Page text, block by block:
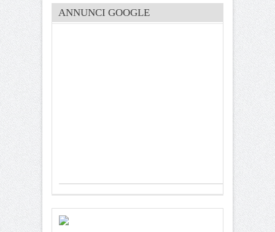
ANNUNCI GOOGLE